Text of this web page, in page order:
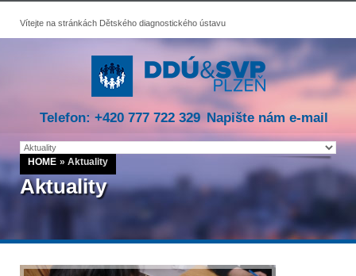
Vítejte na stránkách Dětského diagnostického ústavu
Telefon: +420 777 722 329 Napište nám e-mail
HOME » Aktuality
Aktuality